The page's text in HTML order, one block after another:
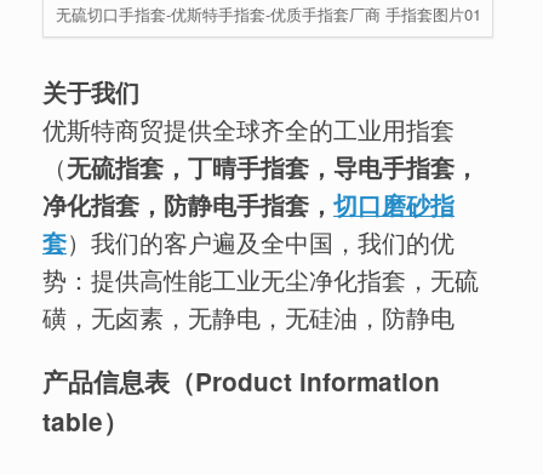
无硫切口手指套-优斯特手指套-优质手指套厂商 手指套图片01
关于我们
优斯特商贸提供全球齐全的工业用指套
（无硫指套，丁晴手指套，导电手指套，
净化指套，防静电手指套， 切口磨砂指
套）我们的客户遍及全中国，我们的优
势：提供高性能工业无尘净化指套，无硫
磺，无卤素，无静电，无硅油，防静电
产品信息表 （Product information
table）